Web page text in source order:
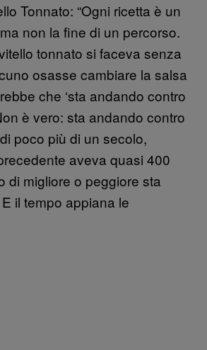
Tonnato: “Ogni ricetta è un
non la fine di un percorso.
tonnato si faceva senza
osasse cambiare la salsa
che ‘sta andando contro
è vero: sta andando contro
poco più di un secolo,
aveva quasi 400
di migliore o peggiore sta
il tempo appiana le